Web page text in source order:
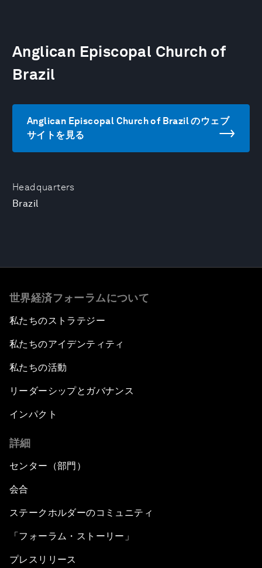
Headquarters
Brazil
Anglican Episcopal Church of
Brazil
Anglican Episcopal Church of Brazil のウェブ
サイトを見る
世界経済フォーラムについて
私たちのストラテジー
私たちのアイデンティティ
私たちの活動
リーダーシップとガバナンス
インパクト
詳細
センター（部門）
会合
ステークホルダーのコミュニティ
「フォーラム・ストーリー」
プレスリリース